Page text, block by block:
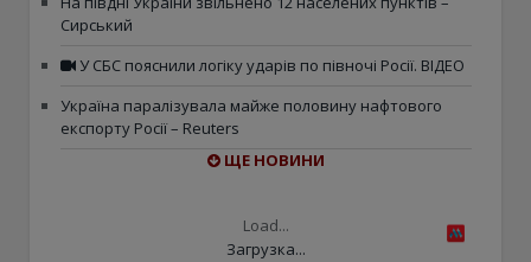
Сирський
У СБС пояснили логіку ударів по півночі Росії. ВІДЕО
Україна паралізувала майже половину нафтового
експорту Росії – Reuters
ЩЕ НОВИНИ
Load...
Загрузка...